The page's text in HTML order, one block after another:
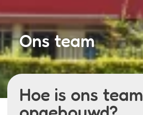
Ons team
Hoe is ons team